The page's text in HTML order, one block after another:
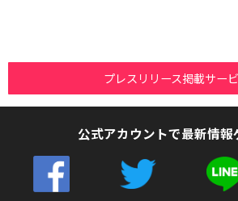
プレスリリース掲載サー
公式アカウントで最新情報